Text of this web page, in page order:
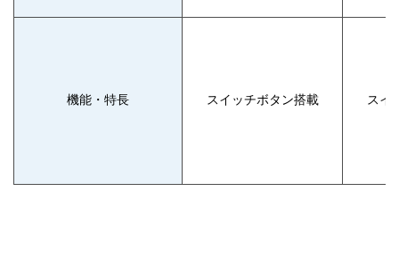
機能・特長 スイッチボタン搭載 スイ